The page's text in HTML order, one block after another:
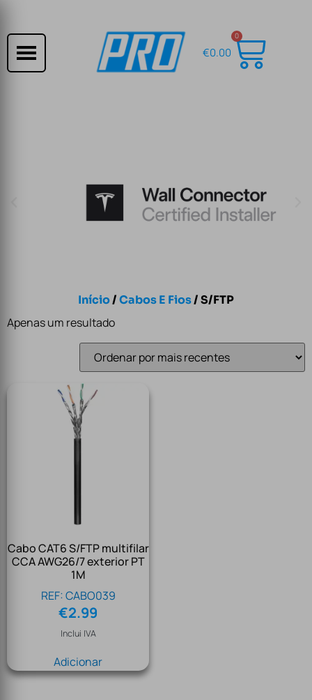
€0.00
0
Início/Cabos E Fios/ S/FTP
Apenas um resultado
Cabo CAT6 S/FTP multifilar
CCA AWG26/7 exterior PT
1M
REF: CABO039
€2.99
Inclui IVA
Adicionar